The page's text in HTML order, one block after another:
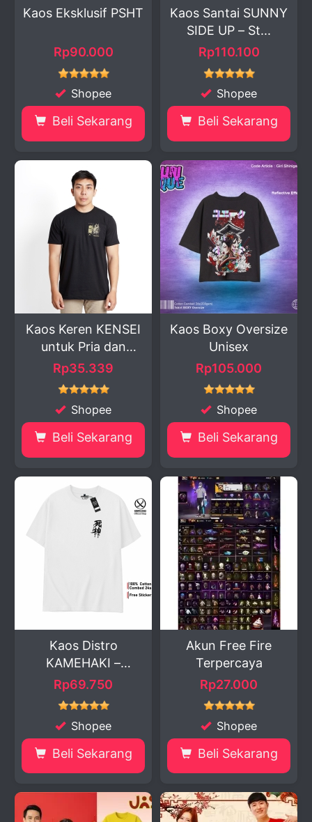
Kaos Eksklusif PSHT
Rp90.000
Shopee
Beli Sekarang
Kaos Santai SUNNY
SIDE UP – St...
Rp110.100
Shopee
Beli Sekarang
Kaos Keren KENSEI
untuk Pria dan
Wan...
Rp35.339
Shopee
Beli Sekarang
Kaos Boxy Oversize
Unisex
Rp105.000
Shopee
Beli Sekarang
Kaos Distro
KAMEHAKI –
Nyaman dan ...
Rp69.750
Shopee
Beli Sekarang
Akun Free Fire
Terpercaya
Rp27.000
Shopee
Beli Sekarang